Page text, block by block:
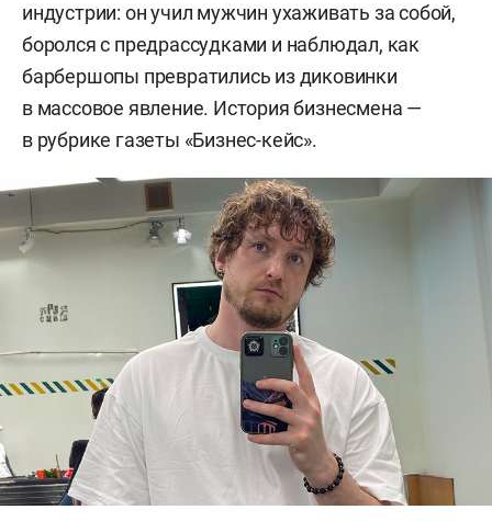
индустрии: он учил мужчин ухаживать за собой,
боролся с предрассудками и наблюдал, как
барбершопы превратились из диковинки
в массовое явление. История бизнесмена —
в рубрике газеты «Бизнес-кейс».